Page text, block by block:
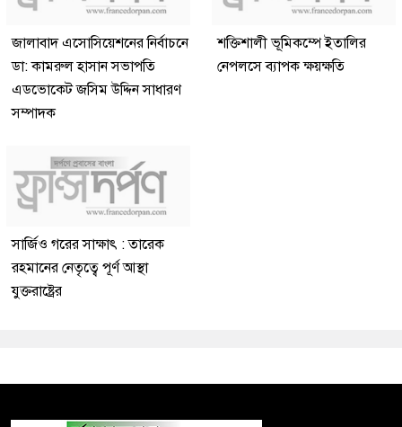
জালাবাদ এসোসিয়েশনের নির্বাচনে
ডা: কামরুল হাসান সভাপতি
এডভোকেট জসিম উদ্দিন সাধারণ
সম্পাদক
শক্তিশালী ভূমিকম্পে ইতালির
নেপলসে ব্যাপক ক্ষয়ক্ষতি
সার্জিও গরের সাক্ষাৎ : তারেক
রহমানের নেতৃত্বে পূর্ণ আস্থা
যুক্তরাষ্ট্রের